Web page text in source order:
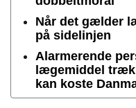
Når det gælder
på sidelinjen
Alarmerende
lægemiddel
kan koste